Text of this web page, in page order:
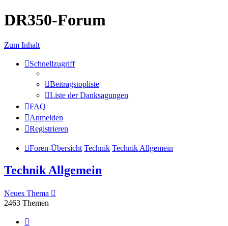
DR350-Forum
Zum Inhalt
Schnellzugriff
Beitragstopliste
Liste der Danksagungen
FAQ
Anmelden
Registrieren
Foren-Übersicht Technik Technik Allgemein
Technik Allgemein
Neues Thema
2463 Themen